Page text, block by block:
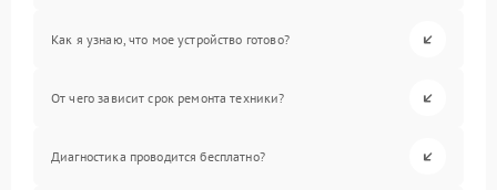
Как я узнаю, что мое устройство готово?
От чего зависит срок ремонта техники?
Диагностика проводится бесплатно?